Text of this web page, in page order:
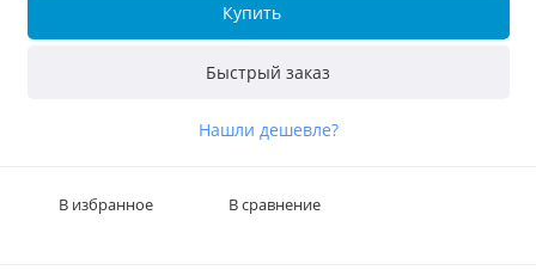
Купить
Быстрый заказ
Нашли дешевле?
В избранное В сравнение